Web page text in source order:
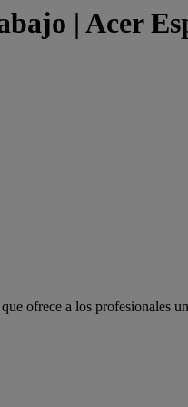
| Acer
ofrece a los profesionales